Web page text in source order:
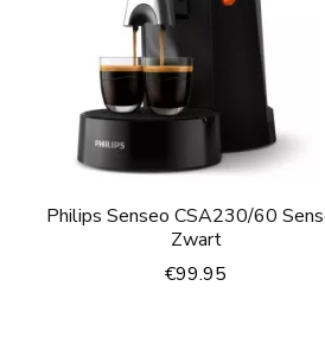
Philips Senseo CSA230/60
Zwart
€99.95